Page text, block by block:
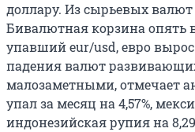
доллару. Из сырьевых
Бивалютная корзина опять
упавший eur/usd, евро
падения валют
малозаметными, отмечает
упал за месяц на 4,57%,
индонезийская рупия на